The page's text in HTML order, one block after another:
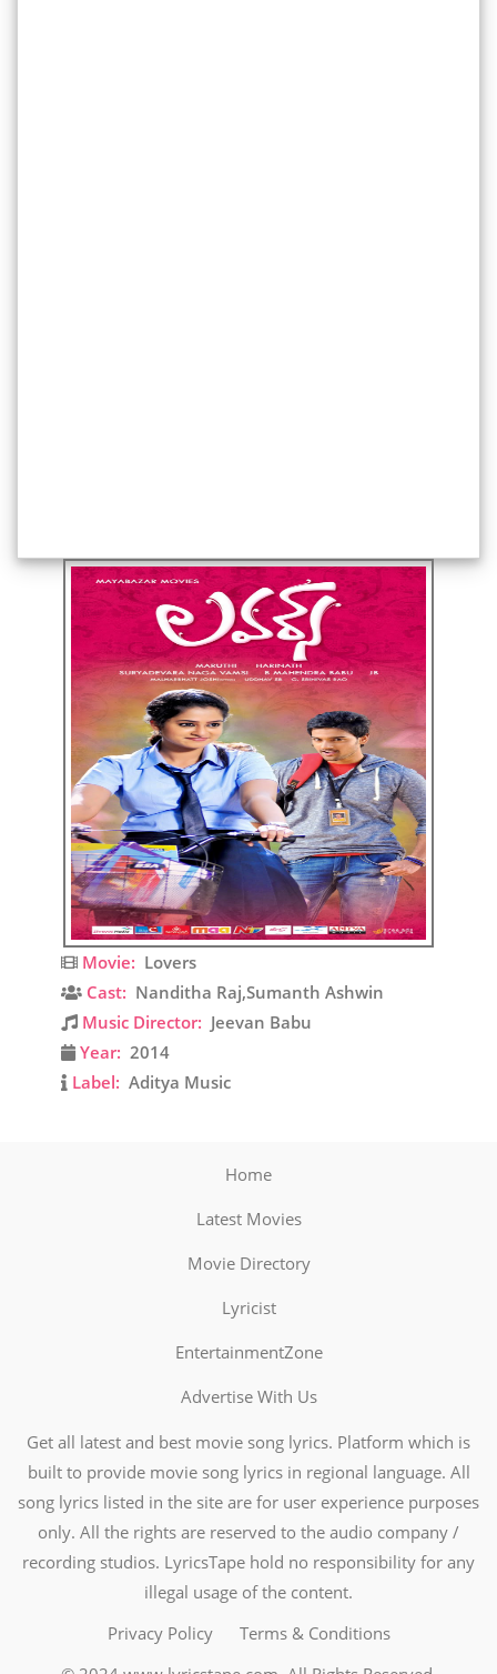
Movie: Lovers
Cast: Nanditha Raj,Sumanth Ashwin
Music Director: Jeevan Babu
Year: 2014
Label: Aditya Music
Home
Latest Movies
Movie Directory
Lyricist
EntertainmentZone
Advertise With Us
Get all latest and best movie song lyrics. Platform which is
built to provide movie song lyrics in regional language. All
song lyrics listed in the site are for user experience purposes
only. All the rights are reserved to the audio company /
recording studios. LyricsTape hold no responsibility for any
illegal usage of the content.
Privacy Policy
Terms & Conditions